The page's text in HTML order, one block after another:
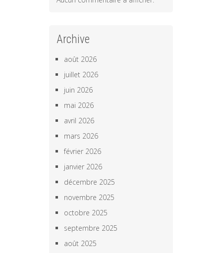
Archive
août 2026
juillet 2026
juin 2026
mai 2026
avril 2026
mars 2026
février 2026
janvier 2026
décembre 2025
novembre 2025
octobre 2025
septembre 2025
août 2025